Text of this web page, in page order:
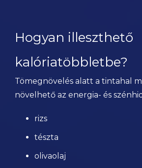
Hogyan illeszthető
kalóriatöbbletbe?
Tömegnövelés alatt a tintahal
növelhető az energia- és
rizs
tészta
olivaolaj